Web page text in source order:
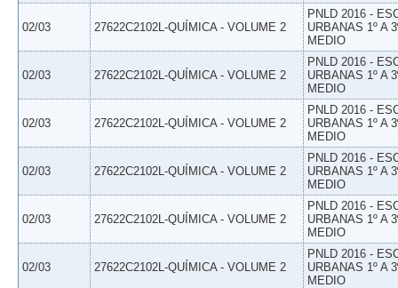
02/03 27622C2102L-QUÍMICA - VOLUME 2
PNLD 2016 -
URBANAS 1º A
MEDIO
02/03 27622C2102L-QUÍMICA - VOLUME 2
PNLD 2016 -
URBANAS 1º A
MEDIO
02/03 27622C2102L-QUÍMICA - VOLUME 2
PNLD 2016 -
URBANAS 1º A
MEDIO
02/03 27622C2102L-QUÍMICA - VOLUME 2
PNLD 2016 -
URBANAS 1º A
MEDIO
02/03 27622C2102L-QUÍMICA - VOLUME 2
PNLD 2016 -
URBANAS 1º A
MEDIO
02/03 27622C2102L-QUÍMICA - VOLUME 2
PNLD 2016 -
URBANAS 1º A
MEDIO